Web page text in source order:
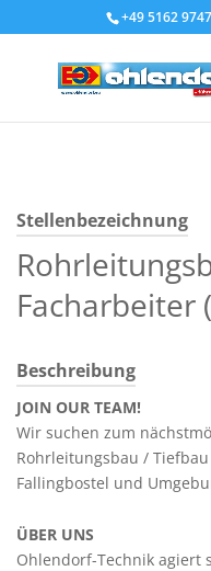
+49 5162
Stellenbezeichnung
Facharbeiter
Beschreibung
JOIN OUR TEAM!
Wir suchen zum
Rohrleitungsbau /
Fallingbostel und
ÜBER UNS
Ohlendorf-Technik agiert